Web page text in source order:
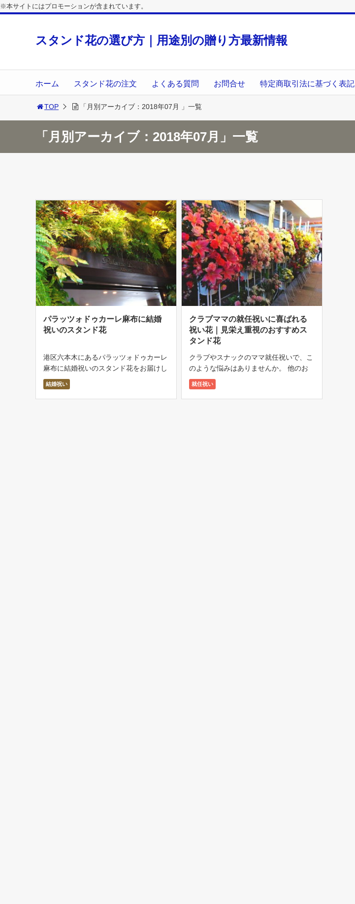
※本サイトにはプロモーションが含まれています。
スタンド花の選び方｜用途別の贈り方最新情報
ホーム スタンド花の注文 よくある質問 お問合せ 特定商取引法に基づく表記
TOP 「月別アーカイブ：2018年07月 」一覧
「月別アーカイブ：2018年07月」一覧
パラッツォドゥカーレ麻布に結婚
祝いのスタンド花
港区六本木にあるパラッツォドゥカーレ
麻布に結婚祝いのスタンド花をお届けし
ました。 建物の入口は様々な観葉植物
で壁面装飾されていて、とてもおしゃれ
な外観です。 パラッツォドゥカーレ麻
結婚祝い
クラブママの就任祝いに喜ばれる
祝い花｜見栄え重視のおすすめス
タンド花
クラブやスナックのママ就任祝いで、こ
のような悩みはありませんか。 他のお
客様からのお花と並んでも引けを取らな
い、華やかなお花を贈りたい お店のオ
ープン時間（夕方から夜）に合わせて確
就任祝い